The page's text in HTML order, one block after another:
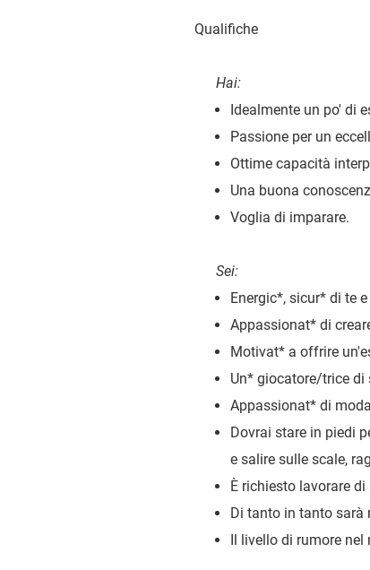
Qualifiche
Hai:
Idealmente un po' di
Passione per un
Ottime capacità
Una buona
Voglia di imparare.
Sei:
Energic*, sicur* di te
Appassionat* di
Motivat* a offrire
Un* giocatore/trice di
Appassionat* di
Dovrai stare in piedi
e salire sulle scale,
È richiesto lavorare
Di tanto in tanto sarà
Il livello di rumore nel